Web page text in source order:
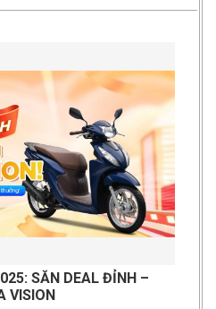
SĂN DEAL ĐỈNH –
VISION